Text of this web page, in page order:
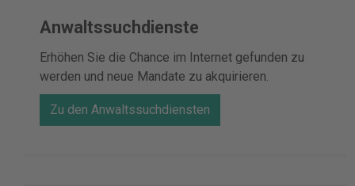
Anwaltssuchdienste
Erhöhen Sie die Chance im Internet gefunden zu
werden und neue Mandate zu akquirieren.
Zu den Anwaltssuchdiensten